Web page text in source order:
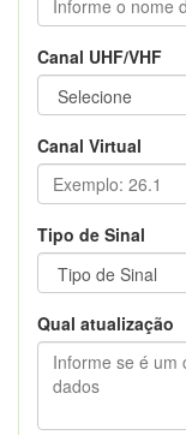
Canal UHF/VHF
Canal Virtual
Tipo de Sinal
Qual atualização